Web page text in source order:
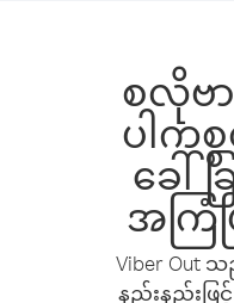
စလိုဗ
ပါကစ္
ခေါ်
အကြံပ
Viber
နည်းနည်းဖြ